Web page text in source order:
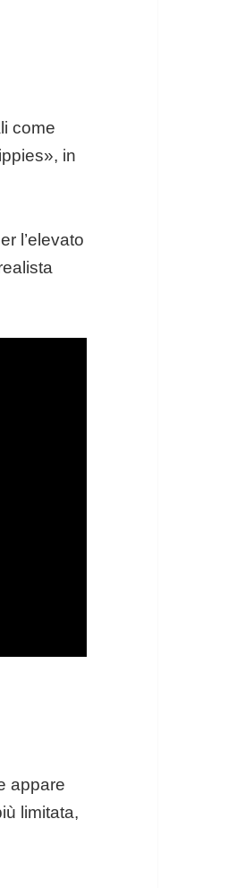
come
in
l’elevato
appare
limitata,